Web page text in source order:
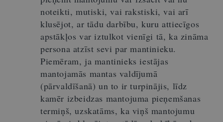
noteikti, mutiski, vai rakstiski, vai arī
klusējot, ar tādu darbību, kuru attiecīgos
apstākļos var iztulkot vienīgi tā, ka zināma
persona atzīst sevi par mantinieku.
Piemēram, ja mantinieks iestājas
mantojamās mantas valdījumā
(pārvaldīšanā) un to ir turpinājis, līdz
kamēr izbeidzas mantojuma pieņemšanas
termiņš, uzskatāms, ka viņš mantojumu